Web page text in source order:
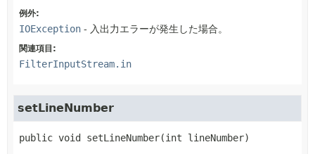
例外:
IOException - 入出力エラーが発生した場合。
関連項目:
FilterInputStream.in
setLineNumber
public void setLineNumber(int lineNumber)